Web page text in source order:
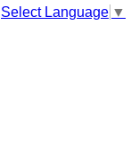
Select Language ▼